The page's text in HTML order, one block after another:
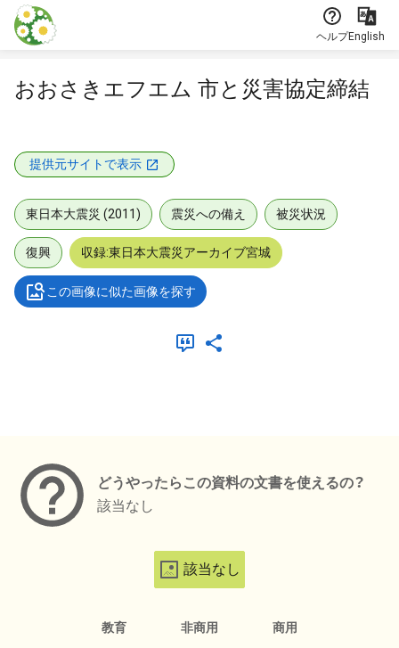
本文に飛ぶ
ヘルプEnglish
おおさきエフエム 市と災害協定締結
提供元サイトで表示
東日本大震災 (2011) 震災への備え 被災状況
復興 収録:東日本大震災アーカイブ宮城
この画像に似た画像を探す
どうやったらこの資料の文書を使えるの？
該当なし
該当なし
教育 非商用 商用